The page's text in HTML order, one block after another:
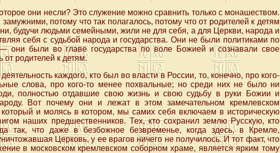
они несли? Это служение можно сравнить только с монашеством.
потому что так полагалось, потому что от родителей к детям
будучи людьми семейными, жили не для себя, а для Церкви, народа и
себя с судьбой народа и государства. Они не были политиками по
они были во главе государства по воле Божией и сознавали свое
от родителей к детям.
каждого, кто был во власти в России, то, конечно, про кого-
слова, про кого-то менее похвальные; но среди них не было ни
полностью отдавшие свою жизнь и свою судьбу в руки Божии и
Вот почему они и лежат в этом замечательном кремлевском
и молясь в котором, мы самих себя включаем в историческую
наших предшественников. Тех, кто сохранил землю Русскую, кто
так, что даже в безбожное безвременье, когда здесь, в Кремле,
Церковь, у ее врагов ничего не получилось. И тот факт, что
в московском кремлевском соборном храме, является ярким тому